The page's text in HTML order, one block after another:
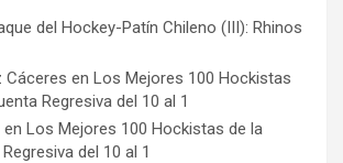
del Hockey-Patín Chileno (III): Rhinos
Cáceres en Los Mejores 100 Hockistas
Regresiva del 10 al 1
en Los Mejores 100 Hockistas de la
del 10 al 1